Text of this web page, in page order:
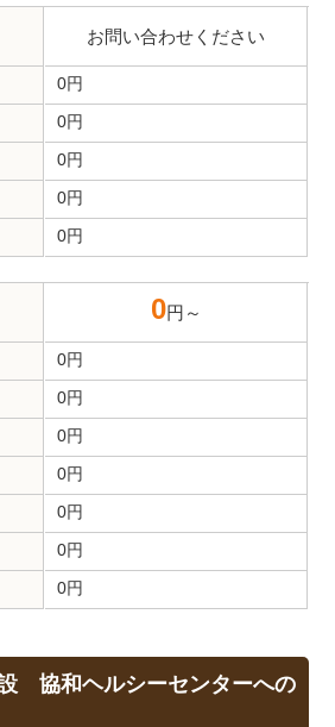
お問い合わせください
0円
0円
0円
0円
0円
0円～
0円
0円
0円
0円
0円
0円
0円
協和ヘルシーセンターへの